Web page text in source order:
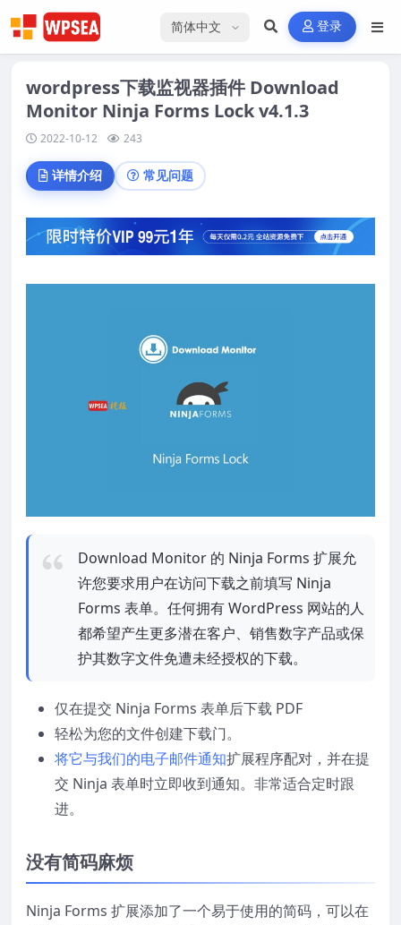
选择语言 登录
wordpress下载监视器插件 Download
Monitor Ninja Forms Lock v4.1.3
2022-10-12 243
详情介绍 常见问题
Download Monitor 的 Ninja Forms 扩展允
许您要求用户在访问下载之前填写 Ninja
Forms 表单。任何拥有 WordPress 网站的人
都希望产生更多潜在客户、销售数字产品或保
护其数字文件免遭未经授权的下载。
仅在提交 Ninja Forms 表单后下载 PDF
轻松为您的文件创建下载门。
将它与我们的电子邮件通知扩展程序配对，并在提
交 Ninja 表单时立即收到通知。非常适合定时跟
进。
没有简码麻烦
Ninja Forms 扩展添加了一个易于使用的简码，可以在